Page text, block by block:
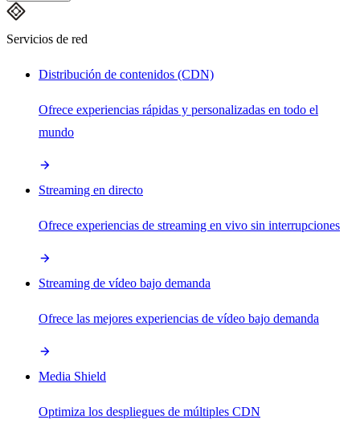
Servicios de red
Distribución de contenidos (CDN)
Ofrece experiencias rápidas y personalizadas en todo el
mundo
Streaming en directo
Ofrece experiencias de streaming en vivo sin interrupciones
Streaming de vídeo bajo demanda
Ofrece las mejores experiencias de vídeo bajo demanda
Media Shield
Optimiza los despliegues de múltiples CDN